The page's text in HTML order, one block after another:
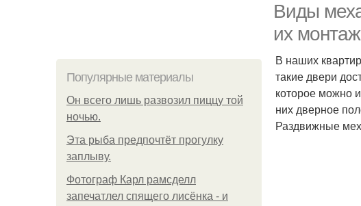
Виды
их
Популярные материалы
Он всего лишь развозил пиццу той
ночью.
Эта рыба предпочтёт прогулку
заплыву.
Фотограф Карл рамсделл
запечатлел спящего лисёнка - и
В наших
такие двери
которое можно
них дверное
Раздвижные